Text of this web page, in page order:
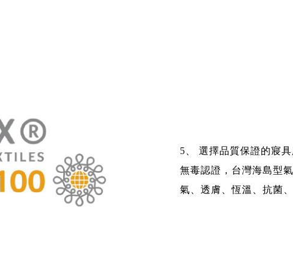
5、 選擇品質保證的寢
無毒認證，台灣海島型
氣、透膚、恆溫、抗菌